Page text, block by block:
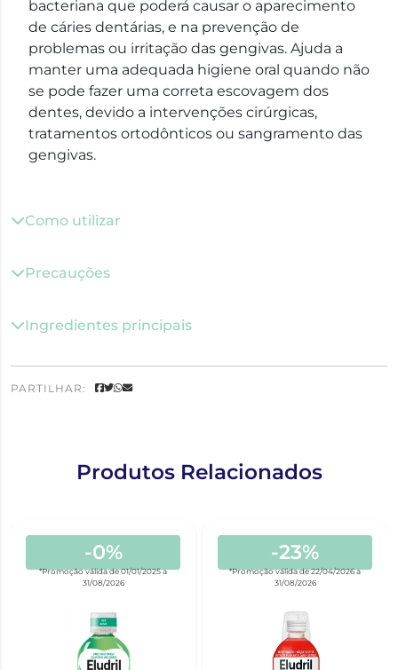
bacteriana que poderá causar o aparecimento
de cáries dentárias, e na prevenção de
problemas ou irritação das gengivas. Ajuda a
manter uma adequada higiene oral quando não
se pode fazer uma correta escovagem dos
dentes, devido a intervenções cirúrgicas,
tratamentos ortodônticos ou sangramento das
gengivas.
Como utilizar
Precauções
Ingredientes principais
PARTILHAR:
Produtos Relacionados
-0%
*Promoção válida de 01/01/2025 a
31/08/2026
-23%
*Promoção válida de 22/04/2026 a
31/08/2026